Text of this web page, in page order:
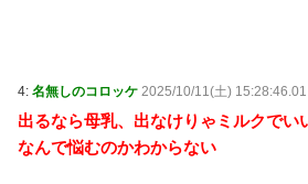
4: 名無しのコロッケ 2025/10/11(土)
出るなら母乳、出なけりゃミルクでい
なんで悩むのかわからない